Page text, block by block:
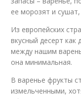
ее морозят и
Из европейских
вкусный десерт
между нашим
она минимальная.
В варенье фрукты
измельченными,